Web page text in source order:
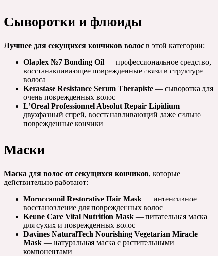
Сыворотки и флюиды
Лучшее для секущихся кончиков волос в этой категории:
Olaplex №7 Bonding Oil — профессиональное средство,
восстанавливающее поврежденные связи в структуре
волоса
Kerastase Resistance Serum Therapiste — сыворотка для
очень поврежденных волос
L’Oreal Professionnel Absolut Repair Lipidium —
двухфазный спрей, восстанавливающий даже сильно
поврежденные кончики
Маски
Маска для волос от секущихся кончиков, которые
действительно работают:
Moroccanoil Restorative Hair Mask — интенсивное
восстановление для поврежденных волос
Keune Care Vital Nutrition Mask — питательная маска
для сухих и поврежденных волос
Davines NaturalTech Nourishing Vegetarian Miracle
Mask — натуральная маска с растительными
компонентами